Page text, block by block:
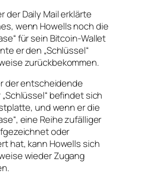
der Daily Mail erklärte
wenn Howells noch die
für sein Bitcoin-Wallet
er den „Schlüssel“
zurückbekommen.
der entscheidende
befindet sich
und wenn er die
eine Reihe zufälliger
oder
hat, kann Howells sich
wieder Zugang